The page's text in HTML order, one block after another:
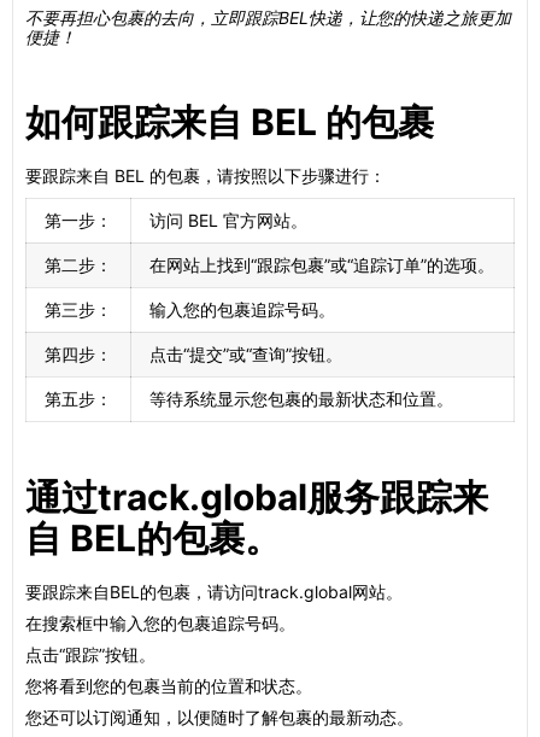
不要再担心包裹的去向，立即跟踪BEL快递，让您的快递之旅更加
便捷！
如何跟踪来自 BEL 的包裹
要跟踪来自 BEL 的包裹，请按照以下步骤进行：
第一步： 访问 BEL 官方网站。
第二步： 在网站上找到“跟踪包裹”或“追踪订单”的选项。
第三步： 输入您的包裹追踪号码。
第四步： 点击“提交”或“查询”按钮。
第五步： 等待系统显示您包裹的最新状态和位置。
通过track.global服务跟踪来
自 BEL的包裹。
要跟踪来自BEL的包裹，请访问track.global网站。
在搜索框中输入您的包裹追踪号码。
点击“跟踪”按钮。
您将看到您的包裹当前的位置和状态。
您还可以订阅通知，以便随时了解包裹的最新动态。